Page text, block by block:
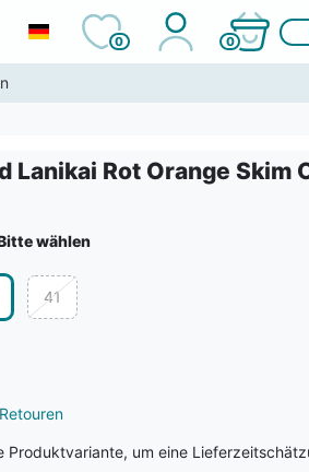
0 0
Lanikai Rot Orange Skim
wählen
41
Produktvariante, um eine